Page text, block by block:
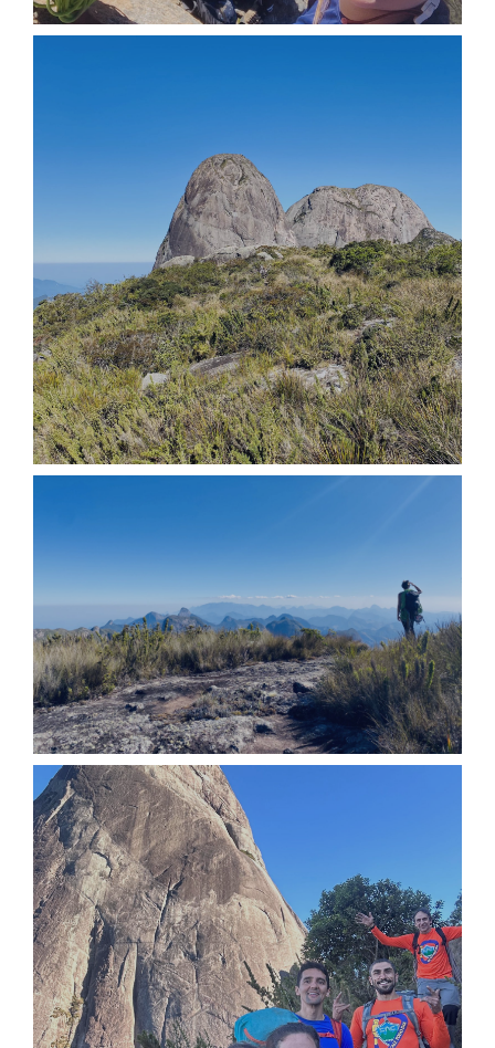
3BA60B72-6EF4-4099-AB06-6A7B765B6776